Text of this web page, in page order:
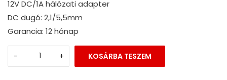
12V DC/1A hálózati adapter
DC dugó: 2,1/5,5mm
Garancia: 12 hónap
- + KOSÁRBA TESZEM